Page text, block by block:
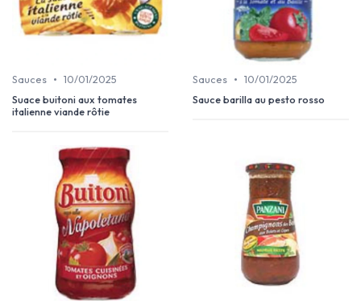
Sauces • 10/01/2025
Suace buitoni aux tomates
italienne viande rôtie
Sauces • 10/01/2025
Sauce barilla au pesto rosso